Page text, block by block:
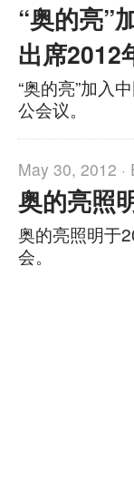
“奥的亮”
出席2012
“奥的亮”加入
公会议。
May 30, 2012 ·
奥的亮照
奥的亮照明于
会。